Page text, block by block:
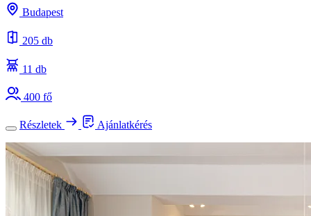
Budapest
205 db
11 db
400 fő
Részletek Ajánlatkérés